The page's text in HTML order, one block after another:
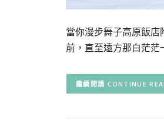
當你漫步舞子高原飯
前，直至遠方那白茫
CONTINUE